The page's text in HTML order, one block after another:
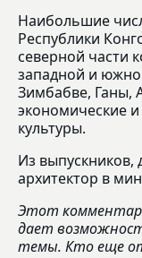
Наибольшие
Республики
северной части
западной и
Зимбабве, Ганы,
экономические
культуры.
Из
архитектор в
Этот
дает
темы. Кто еще